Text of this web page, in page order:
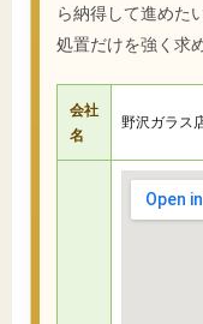
ら納得して進めた
処置だけを強く求
会社
名
野沢ガラス